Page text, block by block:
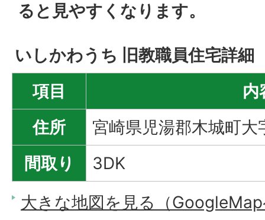
ると見やすくなります。
いしかわうち 旧教職員住宅詳細
項目
内
住所
宮崎県児湯郡木城町
間取り
3DK
大きな地図を見る（